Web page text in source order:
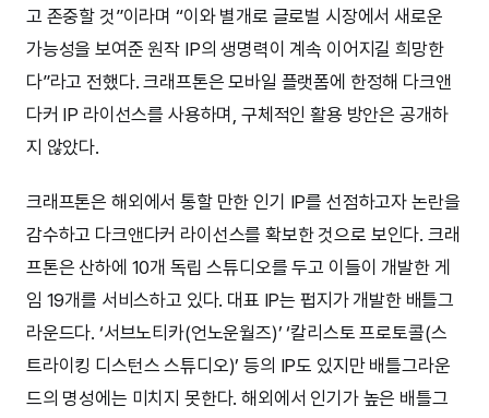
고 존중할 것”이라며 “이와 별개로 글로벌 시장에서 새로운
가능성을 보여준 원작 IP의 생명력이 계속 이어지길 희망한
다”라고 전했다. 크래프톤은 모바일 플랫폼에 한정해 다크앤
다커 IP 라이선스를 사용하며, 구체적인 활용 방안은 공개하
지 않았다.
크래프톤은 해외에서 통할 만한 인기 IP를 선점하고자 논란을
감수하고 다크앤다커 라이선스를 확보한 것으로 보인다. 크래
프톤은 산하에 10개 독립 스튜디오를 두고 이들이 개발한 게
임 19개를 서비스하고 있다. 대표 IP는 펍지가 개발한 배틀그
라운드다. ‘서브노티카(언노운월즈)’ ‘칼리스토 프로토콜(스
트라이킹 디스턴스 스튜디오)’ 등의 IP도 있지만 배틀그라운
드의 명성에는 미치지 못한다. 해외에서 인기가 높은 배틀그